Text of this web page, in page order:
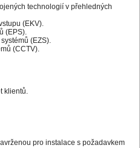
technologií v přehledných
(EKV).
(EPS).
(EZS).
(CCTV).
klientů.
pro instalace s požadavkem